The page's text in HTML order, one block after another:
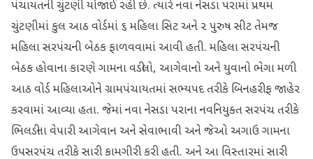
પંચાયતની ચુંટણી યોજાઈ રહી છે. ત્યારે નવા નેસડા પરામાં પ્રથમ
ચુંટણીમાં કુલ આઠ વોર્ડમાં ૬ મહિલા સિટ અને ૨ પુરુષ સીટ તેમજ
મહિલા સરપંચની બેઠક ફાળવવામાં આવી હતી. મહિલા સરપંચની
બેઠક હોવાના કારણે ગામના વડીલો, આગેવાનો અને યુવાનો ભેગા મળી
આઠ વોર્ડ મહિલાઓને ગ્રામપંચાયતમાં સભ્યપદ તરીકે બિનહરીફ જાહેર
કરવામાં આવ્યા હતા. જેમાં નવા નેસડા પરાના નવનિયુક્ત સરપંચ તરીકે
ભિલડીના વેપારી આગેવાન અને સેવાભાવી અને જેઓ અગાઉ ગામના
ઉપસરપંચ તરીકે સારી કામગીરી કરી હતી. અને આ વિસ્તારમાં સારી